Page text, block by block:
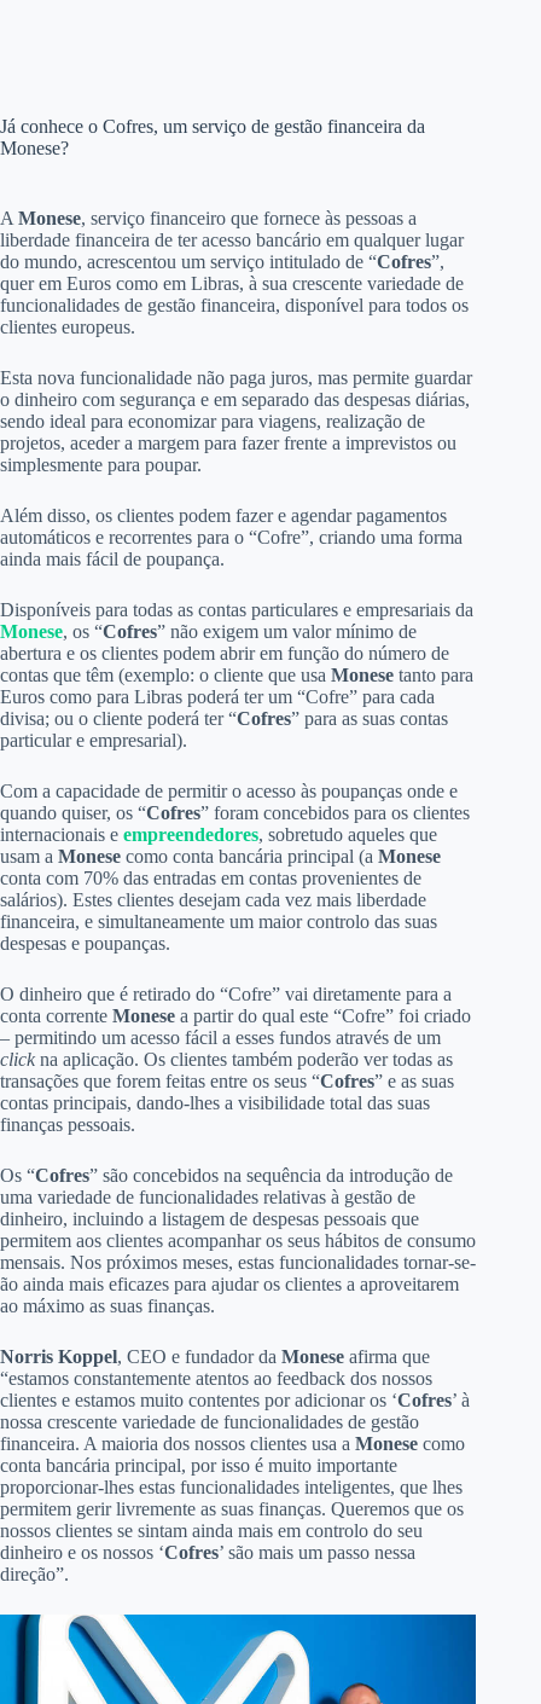
Já conhece o Cofres, um serviço de gestão financeira da
Monese?
A Monese, serviço financeiro que fornece às pessoas a
liberdade financeira de ter acesso bancário em qualquer lugar
do mundo, acrescentou um serviço intitulado de “Cofres”,
quer em Euros como em Libras, à sua crescente variedade de
funcionalidades de gestão financeira, disponível para todos os
clientes europeus.
Esta nova funcionalidade não paga juros, mas permite guardar
o dinheiro com segurança e em separado das despesas diárias,
sendo ideal para economizar para viagens, realização de
projetos, aceder a margem para fazer frente a imprevistos ou
simplesmente para poupar.
Além disso, os clientes podem fazer e agendar pagamentos
automáticos e recorrentes para o “Cofre”, criando uma forma
ainda mais fácil de poupança.
Disponíveis para todas as contas particulares e empresariais da
Monese, os “Cofres” não exigem um valor mínimo de
abertura e os clientes podem abrir em função do número de
contas que têm (exemplo: o cliente que usa Monese tanto para
Euros como para Libras poderá ter um “Cofre” para cada
divisa; ou o cliente poderá ter “Cofres” para as suas contas
particular e empresarial).
Com a capacidade de permitir o acesso às poupanças onde e
quando quiser, os “Cofres” foram concebidos para os clientes
internacionais e empreendedores, sobretudo aqueles que
usam a Monese como conta bancária principal (a Monese
conta com 70% das entradas em contas provenientes de
salários). Estes clientes desejam cada vez mais liberdade
financeira, e simultaneamente um maior controlo das suas
despesas e poupanças.
O dinheiro que é retirado do “Cofre” vai diretamente para a
conta corrente Monese a partir do qual este “Cofre” foi criado
– permitindo um acesso fácil a esses fundos através de um
click na aplicação. Os clientes também poderão ver todas as
transações que forem feitas entre os seus “Cofres” e as suas
contas principais, dando-lhes a visibilidade total das suas
finanças pessoais.
Os “Cofres” são concebidos na sequência da introdução de
uma variedade de funcionalidades relativas à gestão de
dinheiro, incluindo a listagem de despesas pessoais que
permitem aos clientes acompanhar os seus hábitos de consumo
mensais. Nos próximos meses, estas funcionalidades tornar-se-
ão ainda mais eficazes para ajudar os clientes a aproveitarem
ao máximo as suas finanças.
Norris Koppel, CEO e fundador da Monese afirma que
“estamos constantemente atentos ao feedback dos nossos
clientes e estamos muito contentes por adicionar os ‘Cofres’ à
nossa crescente variedade de funcionalidades de gestão
financeira. A maioria dos nossos clientes usa a Monese como
conta bancária principal, por isso é muito importante
proporcionar-lhes estas funcionalidades inteligentes, que lhes
permitem gerir livremente as suas finanças. Queremos que os
nossos clientes se sintam ainda mais em controlo do seu
dinheiro e os nossos ‘Cofres’ são mais um passo nessa
direção”.